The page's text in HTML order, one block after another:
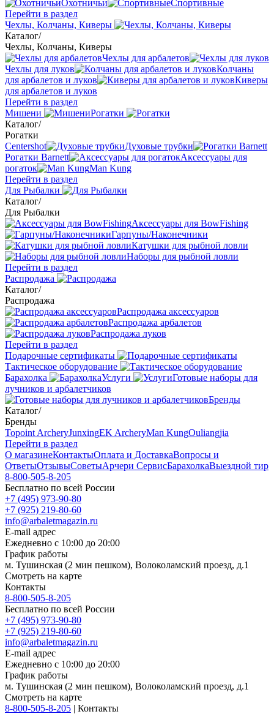
Охотничьи
Спортивные
Перейти в раздел
Чехлы, Колчаны, Киверы
Каталог/
Чехлы, Колчаны, Киверы
Чехлы для арбалетов
Чехлы для луков
Колчаны
для арбалетов и луков
Киверы
для арбалетов и луков
Перейти в раздел
Мишени
Рогатки
Каталог/
Рогатки
Centershot
Духовые трубки
Рогатки Barnett
Аксессуары для
рогаток
Man Kung
Перейти в раздел
Для Рыбалки
Каталог/
Для Рыбалки
Аксессуары для BowFishing
Гарпуны/Наконечники
Катушки для рыбной ловли
Наборы для рыбной ловли
Перейти в раздел
Распродажа
Каталог/
Распродажа
Распродажа аксессуаров
Распродажа арбалетов
Распродажа луков
Перейти в раздел
Подарочные сертификаты
Тактическое оборудование
Барахолка
Услуги
Готовые наборы для
лучников и арбалетчиков
Бренды
Каталог/
Бренды
Topoint ArcheryJunxingEK ArcheryMan KungOuliangjia
Перейти в раздел
О магазинеКонтактыОплата и ДоставкаВопросы и
ОтветыОтзывыСоветыАрчери СервисБарахолкаВыездной тир
8-800-505-8-205
Бесплатно по всей России
+7 (495) 973-90-80
+7 (925) 219-80-60
info@arbaletmagazin.ru
E-mail адрес
Ежедневно с 10:00 до 20:00
График работы
м. Тушинская (2 мин пешком), Волоколамский проезд, д.1
Смотреть на карте
Контакты
8-800-505-8-205
Бесплатно по всей России
+7 (495) 973-90-80
+7 (925) 219-80-60
info@arbaletmagazin.ru
E-mail адрес
Ежедневно с 10:00 до 20:00
График работы
м. Тушинская (2 мин пешком), Волоколамский проезд, д.1
Смотреть на карте
8-800-505-8-205 | Контакты